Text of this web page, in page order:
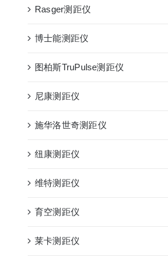
Rasger测距仪
博士能测距仪
图柏斯TruPulse测距仪
尼康测距仪
施华洛世奇测距仪
纽康测距仪
维特测距仪
育空测距仪
莱卡测距仪